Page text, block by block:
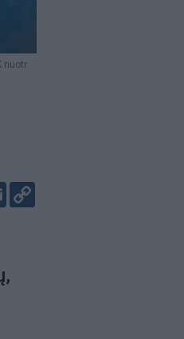
nuotr.
Email